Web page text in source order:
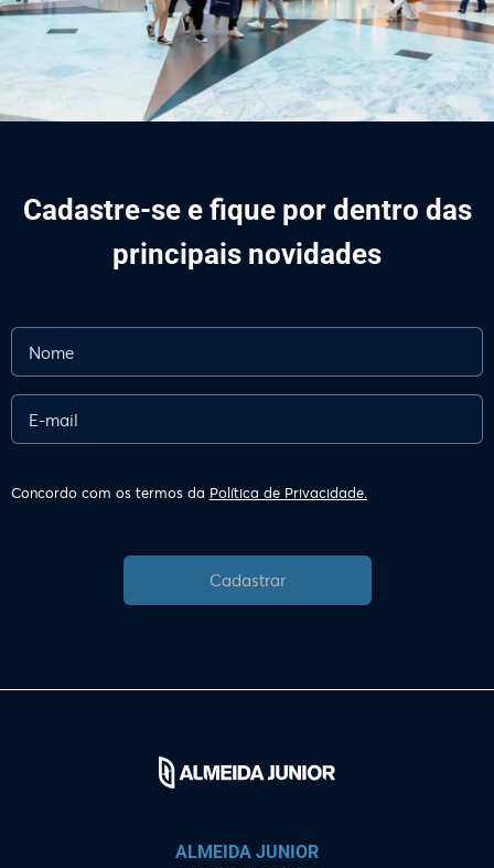
Cadastre-se e fique por dentro das
principais novidades
Concordo com os termos da Política de Privacidade.
Cadastrar
ALMEIDA JUNIOR